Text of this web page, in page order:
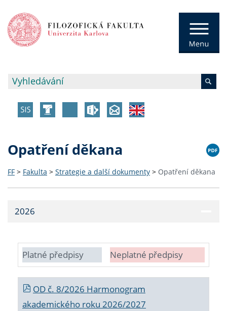
Opatření děkana
FF > Fakulta > Strategie a další dokumenty > Opatření děkana
2026
Platné předpisy Neplatné předpisy
OD č. 8/2026 Harmonogram
akademického roku 2026/2027